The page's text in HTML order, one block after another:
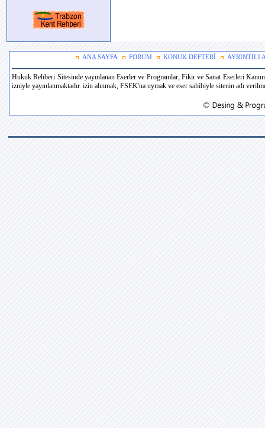
ANA SAYFA FORUM KONUK DEFTERİ AYRINTILI
Hukuk Rehberi Sitesinde yayınlanan Eserler ve Programlar, Fikir ve Sanat Eserleri
izniyle yayınlanmaktadır. izin alınmak, FSEK'na uymak ve eser sahibiyle sitenin adı